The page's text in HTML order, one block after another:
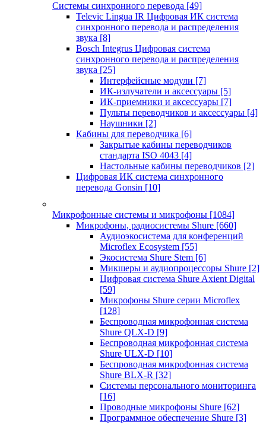
Системы синхронного перевода [49]
Televic Lingua IR Цифровая ИК система
синхронного перевода и распределения
звука [8]
Bosch Integrus Цифровая система
синхронного перевода и распределения
звука [25]
Интерфейсные модули [7]
ИК-излучатели и аксессуары [5]
ИК-приемники и аксессуары [7]
Пульты переводчиков и аксессуары [4]
Наушники [2]
Кабины для переводчика [6]
Закрытые кабины переводчиков
стандарта ISO 4043 [4]
Настольные кабины переводчиков [2]
Цифровая ИК система синхронного
перевода Gonsin [10]
Микрофонные системы и микрофоны [1084]
Микрофоны, радиосистемы Shure [660]
Аудиоэкосистема для конференций
Microflex Ecosystem [55]
Экосистема Shure Stem [6]
Микшеры и аудиопроцессоры Shure [2]
Цифровая система Shure Axient Digital
[59]
Микрофоны Shure серии Microflex
[128]
Беспроводная микрофонная система
Shure QLX-D [9]
Беспроводная микрофонная система
Shure ULX-D [10]
Беспроводная микрофонная система
Shure BLX-R [32]
Системы персонального мониторинга
[16]
Проводные микрофоны Shure [62]
Программное обеспечение Shure [3]